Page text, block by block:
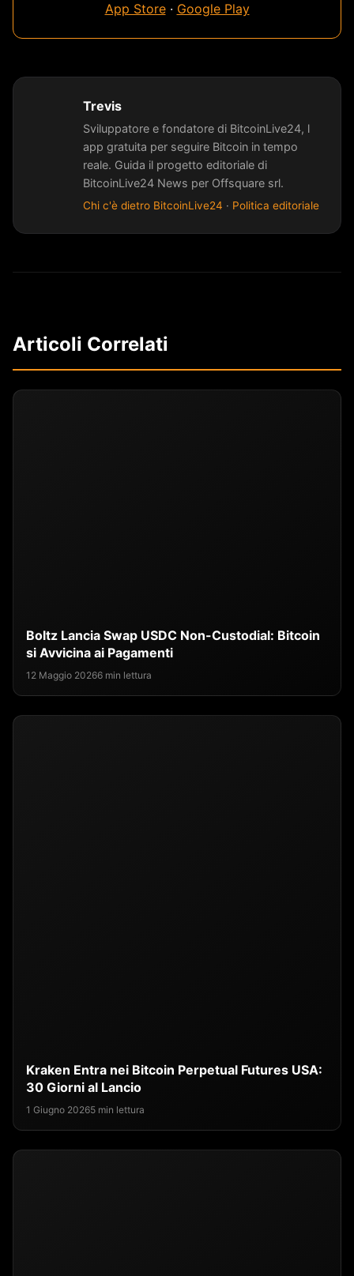
App Store· Google Play
Trevis
Sviluppatore e fondatore di BitcoinLive24, l
app gratuita per seguire Bitcoin in tempo
reale. Guida il progetto editoriale di
BitcoinLive24 News per Offsquare srl.
Chi c'è dietro BitcoinLive24 · Politica editoriale
Articoli Correlati
Boltz Lancia Swap USDC Non-Custodial: Bitcoin
si Avvicina ai Pagamenti
12 Maggio 20266 min lettura
Kraken Entra nei Bitcoin Perpetual Futures USA:
30 Giorni al Lancio
1 Giugno 20265 min lettura